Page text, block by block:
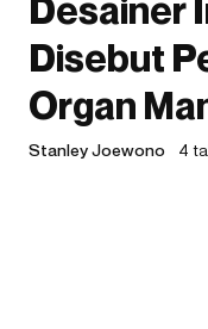
Desainer
Disebut
Organ
Stanley Joewono 4